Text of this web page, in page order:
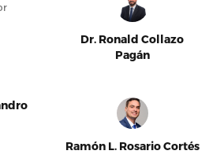
Dr. Ronald Collazo
Pagán
Ramón L. Rosario Cortés